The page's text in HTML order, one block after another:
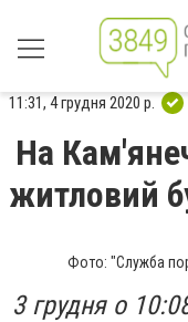
11:31, 4 грудня 2020 р.
На
житловий
Фото: "Служба
3 грудня о